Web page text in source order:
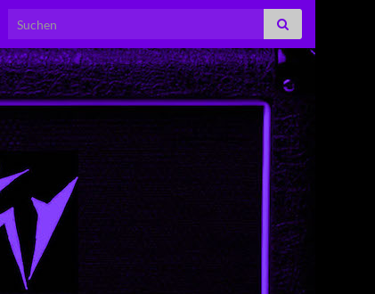
Search for: